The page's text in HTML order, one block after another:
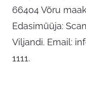
66404 Võru
Edasimüüja:
Viljandi. Email:
1111.